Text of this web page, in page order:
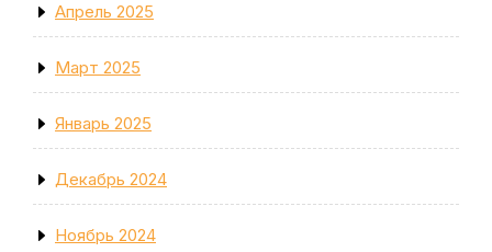
Апрель 2025
Март 2025
Январь 2025
Декабрь 2024
Ноябрь 2024